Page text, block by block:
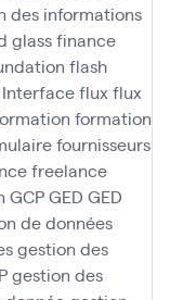
des informations
glassfinance
flash
Interfaceflux flux
formation
fournisseurs
freelance
GCPGED GED
de données
gestion des
gestion des